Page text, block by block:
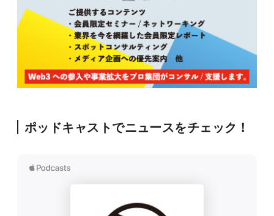
ポッドキャストでニュースをチェック！